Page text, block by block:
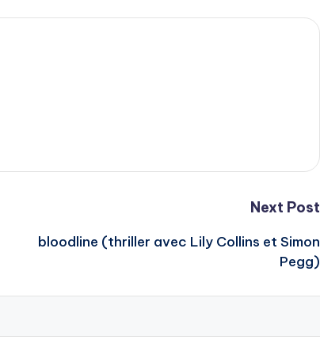
Next Post
bloodline (thriller avec Lily Collins et Simon
Pegg)